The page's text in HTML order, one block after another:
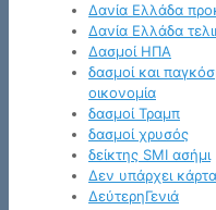
Δανία Ελλάδα
Δανία Ελλάδα
Δασμοί ΗΠΑ
δασμοί και
οικονομία
δασμοί Τραμπ
δασμοί χρυσός
δείκτης SMI ασήμι
Δεν υπάρχει κάρτα
ΔεύτερηΓενιά